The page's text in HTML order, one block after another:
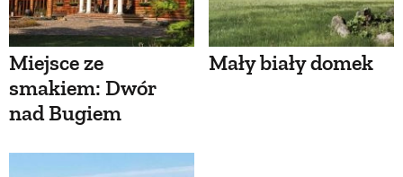
Miejsce ze
smakiem: Dwór
nad Bugiem
Mały biały domek